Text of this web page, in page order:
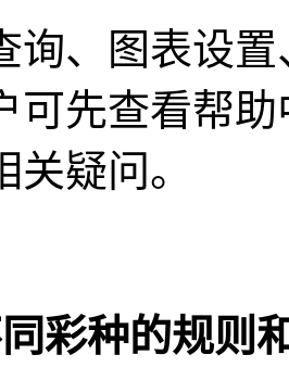
询、图表设
可先查看帮
疑问。
彩种的规则